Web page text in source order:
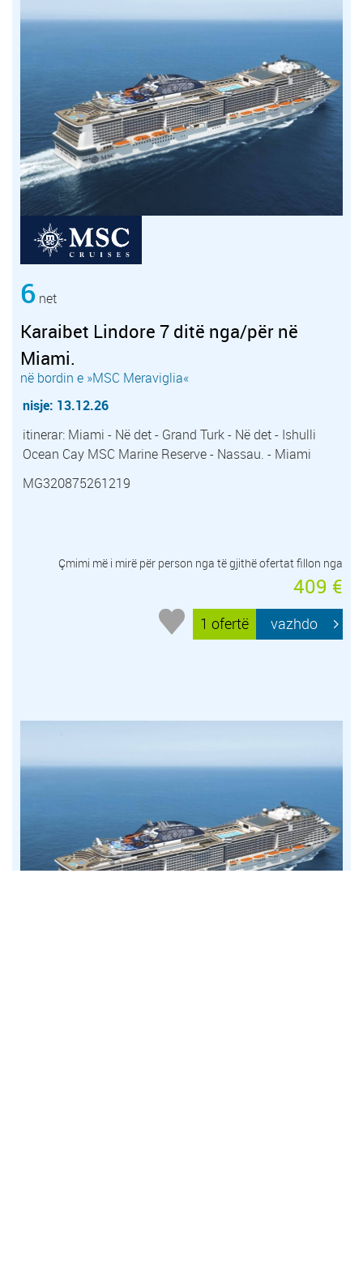
6 net
Karaibet Lindore 7 ditë nga/për në
Miami.
në bordin e »MSC Meraviglia«
nisje: 13.12.26
itinerar: Miami - Në det - Grand Turk - Në det - Ishulli
Ocean Cay MSC Marine Reserve - Nassau. - Miami
MG320875261219
Çmimi më i mirë për person nga të gjithë ofertat fillon nga
409 €
1 ofertë vazhdo